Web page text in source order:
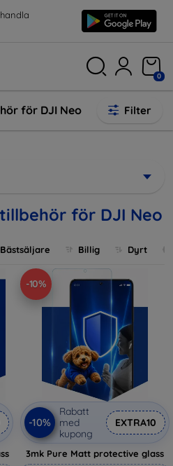
0
för DJI Neo Filter
för DJI Neo
Bästsäljare Billig Dyrt
-10%
-10%
Rabatt
med
kupong
EXTRA10
3mk Pure Matt protective glass